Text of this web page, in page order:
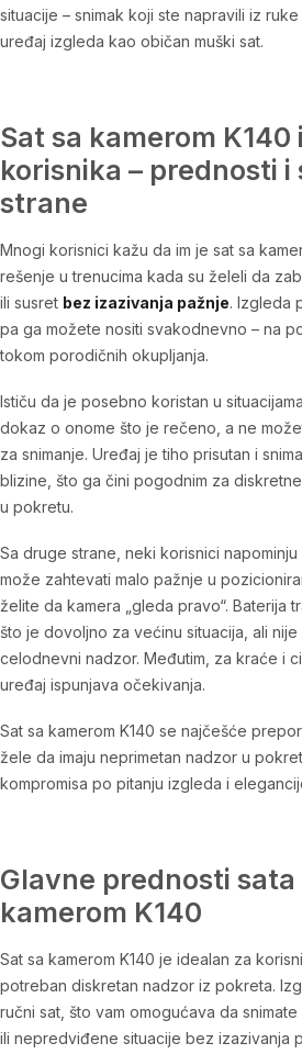
situacije – snimak koji ste napravili iz
uređaj izgleda kao običan muški sat.
Sat sa kamerom K140
korisnika – prednosti i
strane
Mnogi korisnici kažu da im je sat sa
rešenje u trenucima kada su želeli da
ili susret bez izazivanja pažnje. Izgleda
pa ga možete nositi svakodnevno – na
tokom porodičnih okupljanja.
Ističu da je posebno koristan u
dokaz o onome što je rečeno, a ne
za snimanje. Uređaj je tiho prisutan i
blizine, što ga čini pogodnim za
u pokretu.
Sa druge strane, neki korisnici
može zahtevati malo pažnje u
želite da kamera „gleda pravo“. Baterija
što je dovoljno za većinu situacija, ali
celodnevni nadzor. Međutim, za kraće i
uređaj ispunjava očekivanja.
Sat sa kamerom K140 se najčešće
žele da imaju neprimetan nadzor u
kompromisa po pitanju izgleda i
Glavne prednosti sata
kamerom K140
Sat sa kamerom K140 je idealan za
potreban diskretan nadzor iz pokreta.
ručni sat, što vam omogućava da
ili nepredviđene situacije bez izazivanja